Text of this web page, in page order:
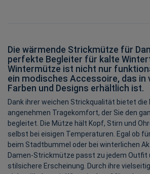
Die wärmende Strickmütze für
perfekte Begleiter für kalte
Wintermütze ist nicht nur
ein modisches Accessoire, das in
Farben und Designs erhältlich ist.
Dank ihrer weichen Strickqualität bietet die
angenehmen Tragekomfort, der Sie den
begleitet. Die Mütze hält Kopf, Stirn und
selbst bei eisigen Temperaturen. Egal ob
beim Stadtbummel oder bei winterlichen
Damen-Strickmütze passt zu jedem Outfit
stilsichere Erscheinung. Durch ihre